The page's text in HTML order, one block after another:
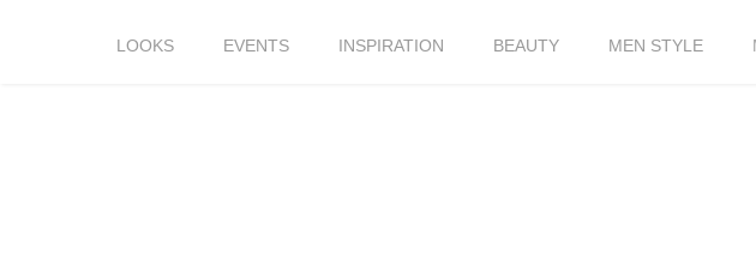
LOOKS EVENTS INSPIRATION BEAUTY MEN STYLE